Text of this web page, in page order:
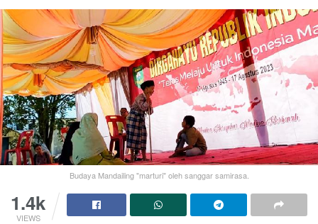
Budaya Mandailing "marturi" oleh sanggar samirasa.
1.4k
VIEWS